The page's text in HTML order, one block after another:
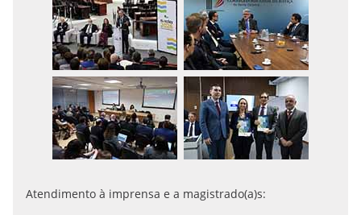
Atendimento à imprensa e a magistrado(a)s: